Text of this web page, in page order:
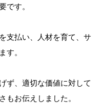
です。
支払い、人材を育て、サ
す。
ず、適切な価値に対して
もお伝えしました。